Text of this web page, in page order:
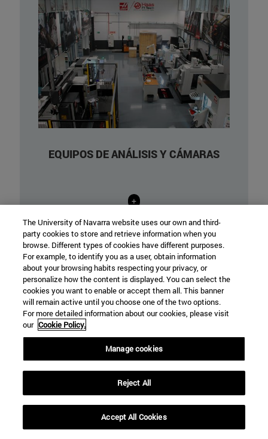
EQUIPOS DE ANÁLISIS Y CÁMARAS
+
NVGATE OROS 35
GOM Aramis Ajustable 12 MP
Equipos de extensometría
Cámara de alta velocidad/ High
speed cameras
Cámara termográfica/ Thermal
Iaging Camer
The University of Navarra website uses our own and third-
party cookies to store and retrieve information when you
browse. Different types of cookies have different purposes.
For example, to identify you as a user, obtain information
about your browsing habits respecting your privacy, or
personalize how the content is displayed. You can select the
cookies you want to enable or accept them all. This banner
will remain active until you choose one of the two options.
For more detailed information about our cookies, please visit
our Cookie Policy.
Manage cookies
Reject All
Accept All Cookies